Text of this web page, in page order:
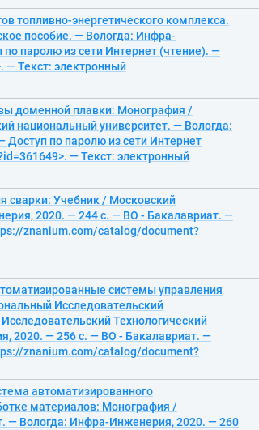
топливно-энергетического комплекса.
пособие. — Вологда: Инфра-
паролю из сети Интернет (чтение). —
— Текст: электронный
доменной плавки: Монография /
национальный университет. — Вологда:
по паролю из сети Интернет
— Текст: электронный
сварки: Учебник / Московский
2020. — 244 с. — ВО - Бакалавриат. —
znanium.com/catalog/document?
системы управления
Исследовательский
Технологический
2020. — 256 с. — ВО - Бакалавриат. —
znanium.com/catalog/document?
автоматизированного
материалов: Монография /
— Вологда: Инфра-Инженерия, 2020. — 260